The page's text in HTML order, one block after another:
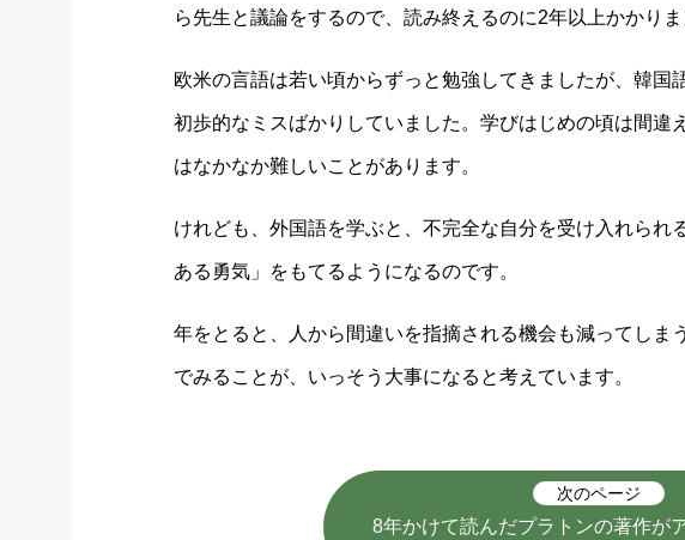
ら先生と議論をするので、読み終えるのに2年以上かかりま
欧米の言語は若い頃からずっと勉強してきましたが、韓国
初歩的なミスばかりしていました。学びはじめの頃は間違
はなかなか難しいことがあります。
けれども、外国語を学ぶと、不完全な自分を受け入れられ
ある勇気」をもてるようになるのです。
年をとると、人から間違いを指摘される機会も減ってしま
でみることが、いっそう大事になると考えています。
次のページ
8年かけて読んだプラトンの著作が